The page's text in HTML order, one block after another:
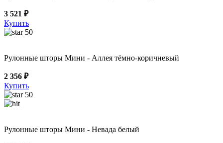
3 521 ₽
Купить
50
Рулонные шторы Мини - Аллея тёмно-коричневый
2 356 ₽
Купить
50
Рулонные шторы Мини - Невада белый